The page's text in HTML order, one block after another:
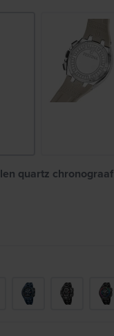
quartz chronograaf